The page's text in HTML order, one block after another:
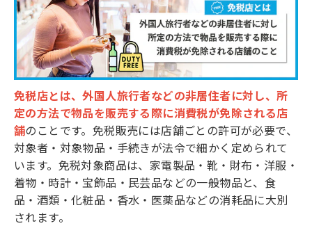
免税店とは、外国人旅行者などの非居住者に対し、所
定の方法で物品を販売する際に消費税が免除される店
舗のことです。免税販売には店舗ごとの許可が必要で、
対象者・対象物品・手続きが法令で細かく定められて
います。免税対象商品は、家電製品・靴・財布・洋服・
着物・時計・宝飾品・民芸品などの一般物品と、食
品・酒類・化粧品・香水・医薬品などの消耗品に大別
されます。